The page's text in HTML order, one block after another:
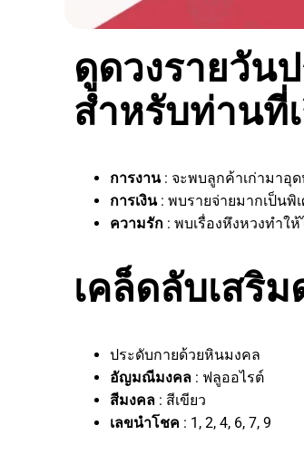
ดูดวงรายวัน
สำหรับท่านที่
การงาน: จะพบลูกค้าเก่ามาอุ
การเงิน: พบรายจ่ายมากเป็นพิ
ความรัก : พบเรื่องหึงหวงทำใ
เคล็ดลับเสริ
ประดับกายด้วยหินมงคล
อัญมณีมงคล : ฟลูออไรต์
สีมงคล : สีเขียว
เลขนำโชค : 1, 2, 4, 6, 7, 9